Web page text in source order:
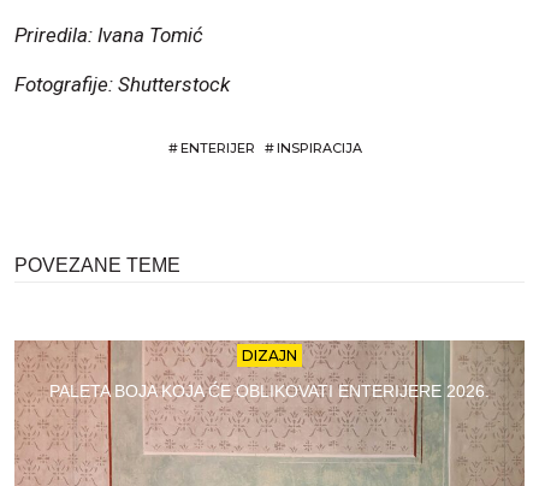
Priredila: Ivana Tomić
Fotografije: Shutterstock
#ENTERIJER #INSPIRACIJA
POVEZANE TEME
DIZAJN
PALETA BOJA KOJA ĆE OBLIKOVATI ENTERIJERE 2026.